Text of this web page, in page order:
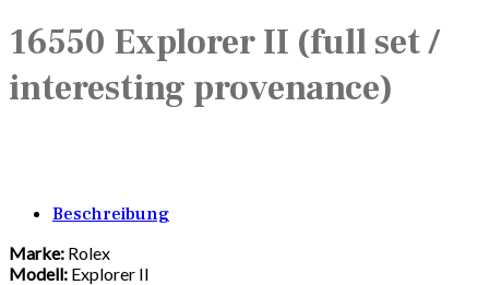
16550 Explorer II (full set /
interesting provenance)
Beschreibung
Marke: Rolex
Modell: Explorer II